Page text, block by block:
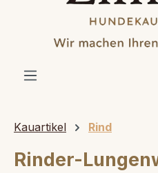
Kauartikel Rind
Rinder-